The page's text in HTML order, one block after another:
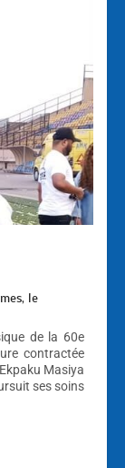
le
de la 60e
contractée
Masiya
ses soins